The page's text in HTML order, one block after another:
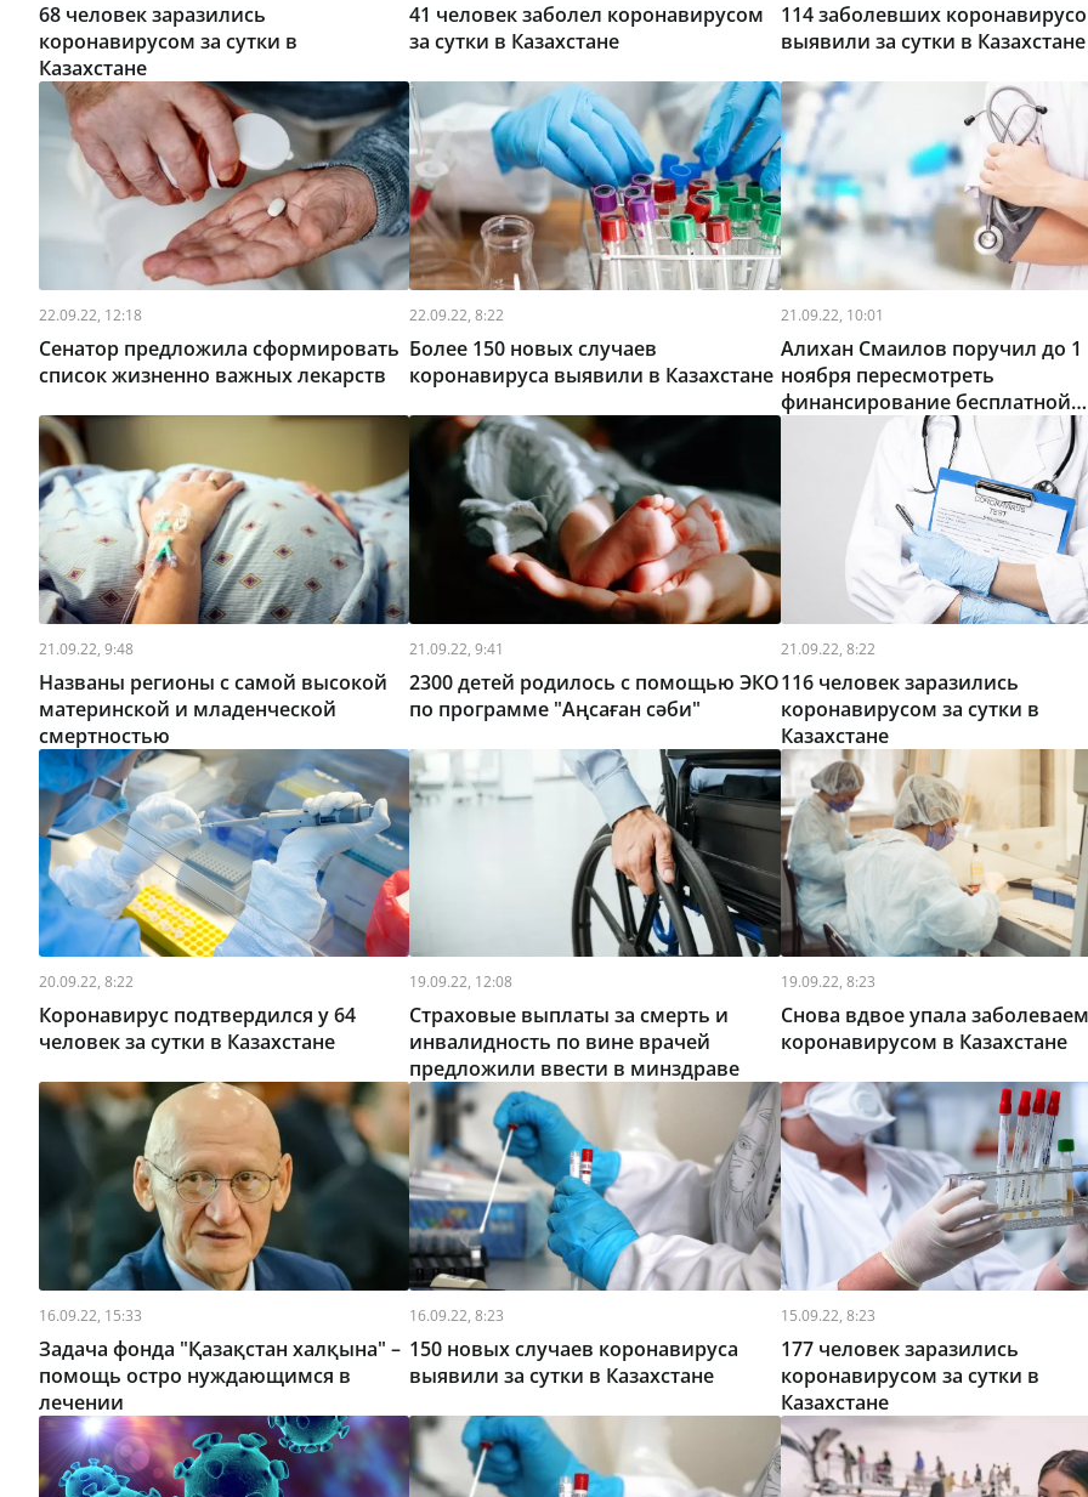
68 человек заразились
коронавирусом за сутки в
Казахстане
41 человек заболел коронавирусом
за сутки в Казахстане
114 заболевших
выявили за сутки в Казахстане
22.09.22, 12:18
Сенатор предложила сформировать
список жизненно важных лекарств
22.09.22, 8:22
Более 150 новых случаев
коронавируса выявили в Казахстане
21.09.22, 10:01
Алихан Смаилов поручил до 1
ноября пересмотреть
финансирование бесплатной
21.09.22, 9:48
Названы регионы с самой высокой
материнской и младенческой
смертностью
21.09.22, 9:41
2300 детей родилось с помощью ЭКО
по программе "Аңсаған сәби"
21.09.22, 8:22
116 человек заразились
коронавирусом за сутки в
Казахстане
20.09.22, 8:22
Коронавирус подтвердился у 64
человек за сутки в Казахстане
19.09.22, 12:08
Страховые выплаты за смерть и
инвалидность по вине врачей
предложили ввести в минздраве
19.09.22, 8:23
Снова вдвое упала
коронавирусом в Казахстане
16.09.22, 15:33
Задача фонда "Қазақстан халқына" –
помощь остро нуждающимся в
лечении
16.09.22, 8:23
150 новых случаев коронавируса
выявили за сутки в Казахстане
15.09.22, 8:23
177 человек заразились
коронавирусом за сутки в
Казахстане